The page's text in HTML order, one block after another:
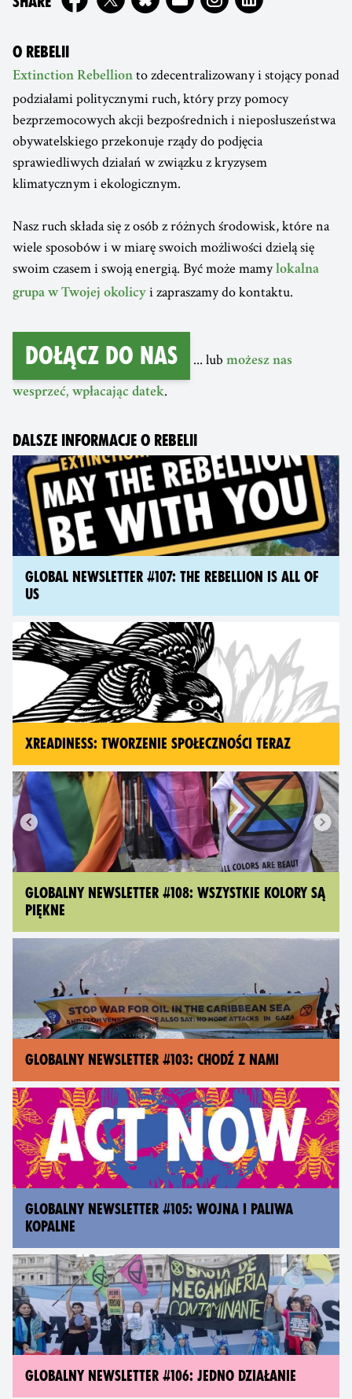
O REBELII
Extinction Rebellion to zdecentralizowany i stojący ponad
podziałami politycznymi ruch, który przy pomocy
bezprzemocowych akcji bezpośrednich i nieposłuszeństwa
obywatelskiego przekonuje rządy do podjęcia
sprawiedliwych działań w związku z kryzysem
klimatycznym i ekologicznym.
Nasz ruch składa się z osób z różnych środowisk, które na
wiele sposobów i w miarę swoich możliwości dzielą się
swoim czasem i swoją energią. Być może mamylokalna
grupa w Twojej okolicy i zapraszamy do kontaktu.
Dołącz do nas ... lub możesz nas
wesprzeć, wpłacając datek.
DALSZE INFORMACJE O REBELII
GLOBAL NEWSLETTER #107: THE REBELLION IS ALL OF
US
XREADINESS: TWORZENIE SPOŁECZNOŚCI TERAZ
GLOBALNY NEWSLETTER #108: WSZYSTKIE KOLORY SĄ
PIĘKNE
GLOBALNY NEWSLETTER #103: CHODŹ Z NAMI
GLOBALNY NEWSLETTER #105: WOJNA I PALIWA
KOPALNE
GLOBALNY NEWSLETTER #106: JEDNO DZIAŁANIE